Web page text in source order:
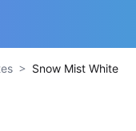
> Snow Mist White